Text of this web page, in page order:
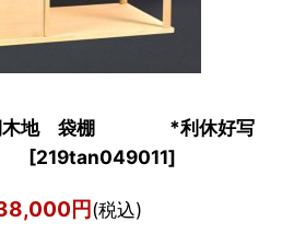
桐木地 袋棚 *利休好写
[219tan049011]
円(税込)